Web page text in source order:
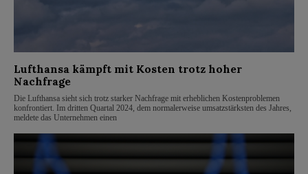
Lufthansa kämpft mit Kosten trotz hoher
Nachfrage
Die Lufthansa sieht sich trotz starker Nachfrage mit erheblichen Kostenproblemen
konfrontiert. Im dritten Quartal 2024, dem normalerweise umsatzstärksten des Jahres,
meldete das Unternehmen einen